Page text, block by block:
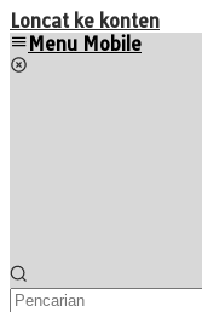
Loncat ke konten
Menu Mobile